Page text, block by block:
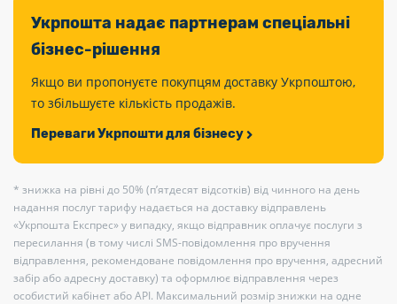
Укрпошта надає партнерам спеціальні
бізнес-рішення
Якщо ви пропонуєте покупцям доставку Укрпоштою,
то збільшуєте кількість продажів.
Переваги Укрпошти для бізнесу
* знижка на рівні до 50% (п’ятдесят відсотків) від чинного на день
надання послуг тарифу надається на доставку відправлень
«Укрпошта Експрес» у випадку, якщо відправник оплачує послуги з
пересилання (в тому числі SMS-повідомлення про вручення
відправлення, рекомендоване повідомлення про вручення, адресний
забір або адресну доставку) та оформлює відправлення через
особистий кабінет або API. Максимальний розмір знижки на одне